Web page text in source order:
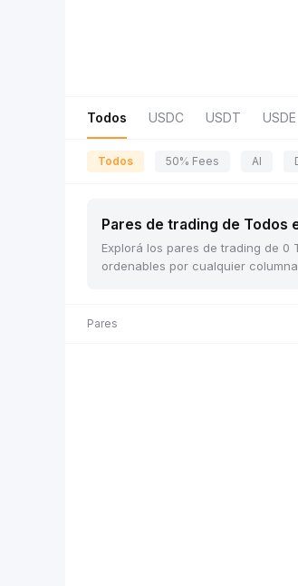
Todos USDC USDT USDE
Todos 50% Fees AI
Pares de trading de Todos
Explorá los pares de trading de 0
ordenables por cualquier
Pares